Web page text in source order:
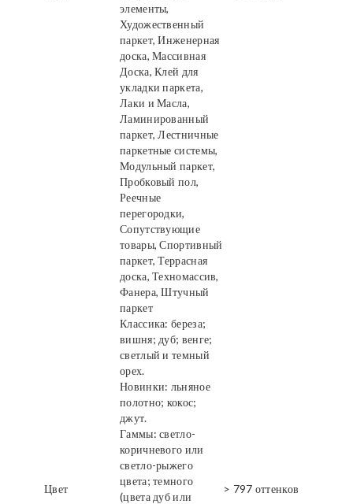
элементы,
Художественный
паркет, Инженерная
доска, Массивная
Доска, Клей для
укладки паркета,
Лаки и Масла,
Ламинированный
паркет, Лестничные
паркетные системы,
Модульный паркет,
Пробковый пол,
Реечные
перегородки,
Сопутствующие
товары, Спортивный
паркет, Террасная
доска, Техномассив,
Фанера, Штучный
паркет
Цвет
Классика: береза;
вишня; дуб; венге;
светлый и темный
орех.
Новинки: льняное
полотно; кокос;
джут.
Гаммы: светло-
коричневого или
светло-рыжего
цвета; темного
(цвета дуб или
> 797 оттенков